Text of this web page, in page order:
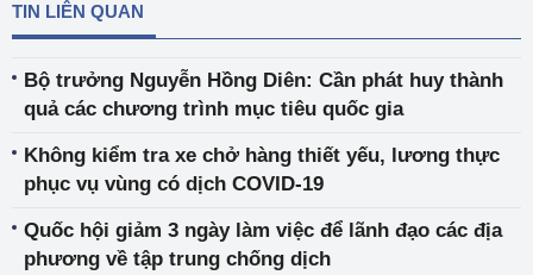
TIN LIÊN QUAN
Bộ trưởng Nguyễn Hồng Diên: Cần phát huy thành
quả các chương trình mục tiêu quốc gia
Không kiểm tra xe chở hàng thiết yếu, lương thực
phục vụ vùng có dịch COVID-19
Quốc hội giảm 3 ngày làm việc để lãnh đạo các địa
phương về tập trung chống dịch